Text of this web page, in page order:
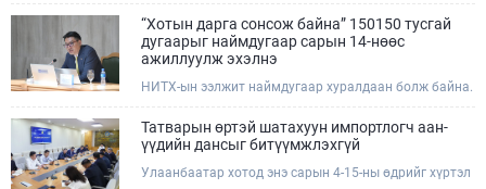
өдөр /2026.08.06/ Сутай хайрхны тэнгэрийг тайх
төрийн тахилга боллоо.
“Хотын дарга сонсож байна” 150150 тусгай
дугаарыг наймдугаар сарын 14-нөөс
ажиллуулж эхэлнэ
НИТХ-ын ээлжит наймдугаар хуралдаан болж байна.
захиргааны байгууллага, албан тушаалтанд 2025,
2026 оны эхний хагас жилийн байдлаар иргэдээс
ирсэн өргөдөл, гомдлын шийдвэрлэлтийн тайлан
мэдээллийг сонслоо.
Татварын өртэй шатахуун импортлогч аан-
үүдийн дансыг битүүмжлэхгүй
Улаанбаатар хотод энэ сарын 4-15-ны өдрийг хүртэл